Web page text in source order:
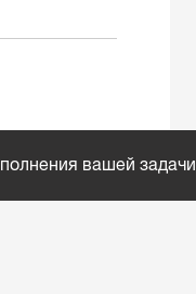
вашей задачи